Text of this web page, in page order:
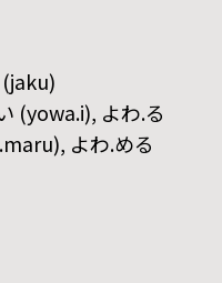
(yowa.i), よわ.る
よわ.める